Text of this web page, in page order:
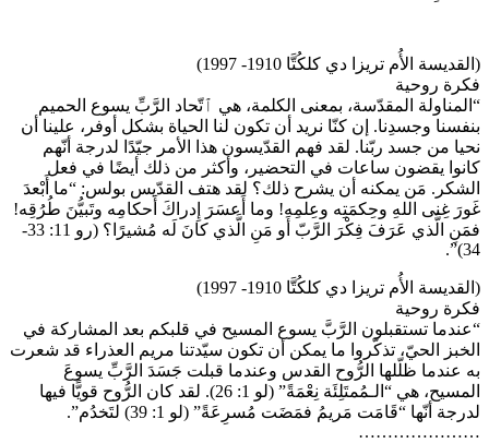
(القديسة الأُم تريزا دي كلكُتَّا 1910- 1997)
فكرة روحية
“المناولة المقدّسة، بمعنى الكلمة، هي ٱتّحاد الرَّبِّ يسوع الحميم
بنفسنا وجسدِنا. إن كنّا نريد أن تكون لنا الحياة بشكل أوفر، علينا أن
نحيا من جسد ربّنا. لقد فهم القدّيسون هذا الأمر جيّدًا لدرجة أنّهم
كانوا يقضون ساعات في التحضير، وأكثر من ذلك أيضًا في فعل
الشكر. مَن يمكنه أن يشرح ذلك؟ لقد هتف القدّيس بولس: “ما أَبْعدَ
غَورَ غِنى اللهِ وحِكمَتِه وعِلمِه! وما أَعسَرَ إِدراكَ أَحكامِه وتَبيُّنَ طُرُقِه!
فمَنِ الَّذي عَرَفَ فِكْرَ الرَّبّ أَو مَنِ الَّذي كانَ لَه مُشيرًا؟ (رو 11: 33-
34)”.
(القديسة الأُم تريزا دي كلكُتَّا 1910- 1997)
فكرة روحية
“عندما تستقبلون الرَّبَّ يسوع المسيح في قلبكم بعد المشاركة في
الخبز الحيّ، تذكّروا ما يمكن أن تكون سيّدتنا مريم العذراء قد شعرت
به عندما ظلّلها الرُّوح القدس وعندما قبلت جَسَدَ الرَّبِّ يسوعَ
المسيح، هي “الـمُمتَلِئَة نِعْمَةً” (لو 1: 26). لقد كان الرُّوح قويًّا فيها
لدرجة أنّها “قَامَت مَريمُ فمَضَت مُسرِعَةً” (لو 1: 39) لتَخدُم”.
…………………